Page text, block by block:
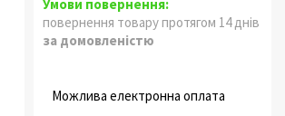
повернення товару протягом 14 днів
за домовленістю